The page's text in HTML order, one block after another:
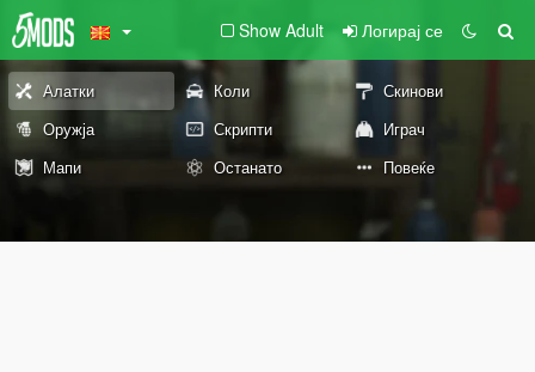
Show Adult Логирај се
Алатки Коли
Скинови
Оружја
Скрипти
Играч
Мапи
Останато Повеќе